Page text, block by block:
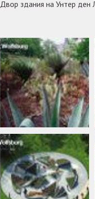
Двор здания на Унтер ден